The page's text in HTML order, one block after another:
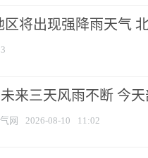
区将出现强降雨天气
来三天风雨不断 今
网 2026-08-10 11:02